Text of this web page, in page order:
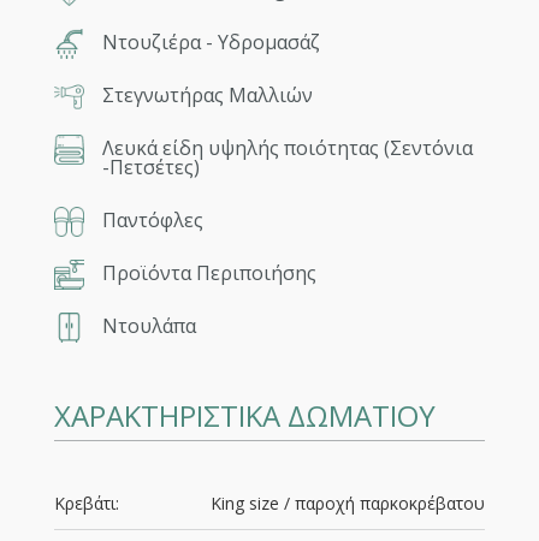
Ντουζιέρα - Υδρομασάζ
Στεγνωτήρας Μαλλιών
Λευκά είδη υψηλής ποιότητας (Σεντόνια
-Πετσέτες)
Παντόφλες
Προϊόντα Περιποιήσης
Ντουλάπα
ΧΑΡΑΚΤΗΡΙΣΤΙΚΑ ΔΩΜΑΤΙΟΥ
Κρεβάτι: King size / παροχή παρκοκρέβατου